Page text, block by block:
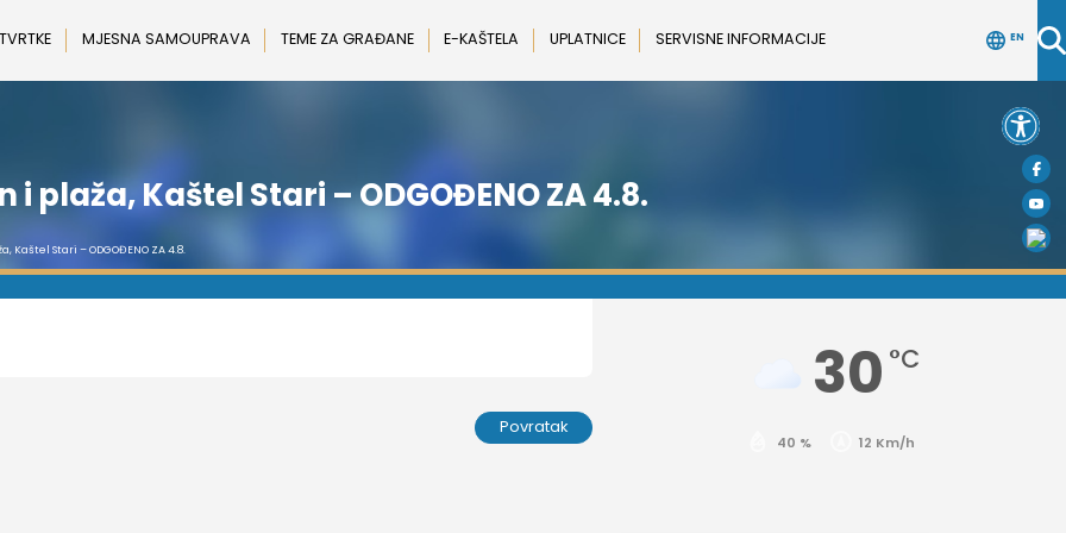
MJESNA SAMOUPRAVA TEME ZA GRAĐANE E-KAŠTELA UPLATNICE SERVISNE INFORMACIJE EN
i plaža, Kaštel Stari – ODGOĐENO ZA 4.8.
Kaštel Stari – ODGOĐENO ZA 4.8.
Povratak
30 °C
40 % 12 Km/h